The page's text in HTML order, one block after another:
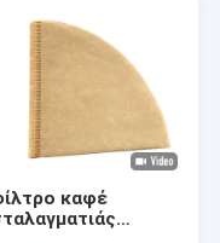
καφέ